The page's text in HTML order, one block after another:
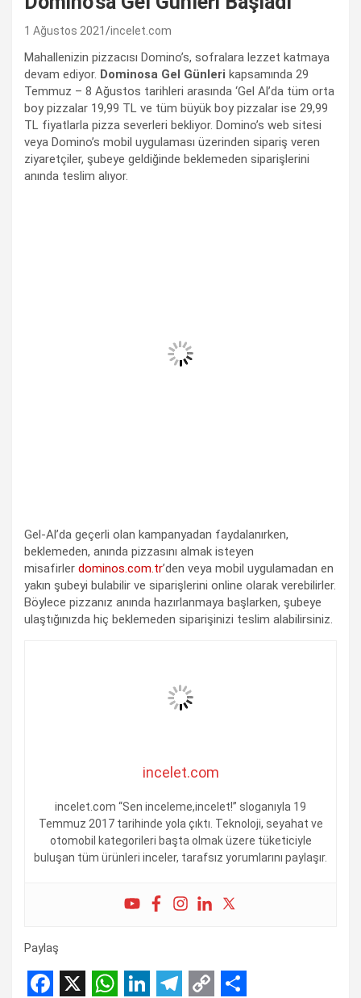
1 Ağustos 2021 incelet.com
Mahallenizin pizzacısı Domino’s, sofralara lezzet katmaya
devam ediyor. Dominosa Gel Günleri kapsamında 29
Temmuz – 8 Ağustos tarihleri arasında ‘Gel Al’da tüm orta
boy pizzalar 19,99 TL ve tüm büyük boy pizzalar ise 29,99
TL fiyatlarla pizza severleri bekliyor. Domino’s web sitesi
veya Domino’s mobil uygulaması üzerinden sipariş veren
ziyaretçiler, şubeye geldiğinde beklemeden siparişlerini
anında teslim alıyor.
Gel-Al’da geçerli olan kampanyadan faydalanırken,
beklemeden, anında pizzasını almak isteyen
misafirler dominos.com.tr’den veya mobil uygulamadan en
yakın şubeyi bulabilir ve siparişlerini online olarak verebilirler.
Böylece pizzanız anında hazırlanmaya başlarken, şubeye
ulaştığınızda hiç beklemeden siparişinizi teslim alabilirsiniz.
incelet.com
incelet.com “Sen inceleme,incelet!” sloganıyla 19
Temmuz 2017 tarihinde yola çıktı. Teknoloji, seyahat ve
otomobil kategorileri başta olmak üzere tüketiciyle
buluşan tüm ürünleri inceler, tarafsız yorumlarını paylaşır.
Paylaş